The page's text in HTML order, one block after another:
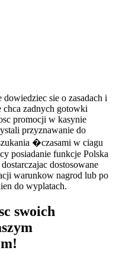
sie o zasadach i
chca zadnych gotowki
promocji w kasynie
przyznawanie do
�czasami w ciagu
posiadanie funkcje Polska
dostosowane
warunkow nagrod lub po
do wyplatach.
swoich